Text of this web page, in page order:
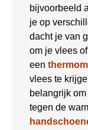
bijvoorbeeld
je op
dacht je van
om je vlees
een
vlees te
belangrijk
tegen de